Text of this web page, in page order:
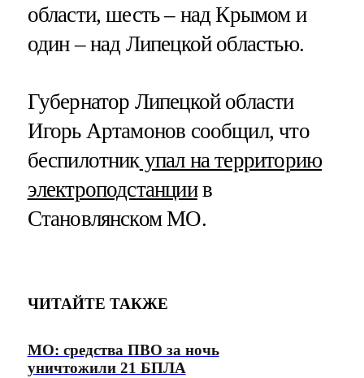
области, шесть – над Крымом и
один – над Липецкой областью.
Губернатор Липецкой области
Игорь Артамонов сообщил, что
беспилотникупал на территорию
электроподстанциив
Становлянском МО.
ЧИТАЙТЕ ТАКЖЕ
МО: средства ПВО за ночь
уничтожили 21 БПЛА